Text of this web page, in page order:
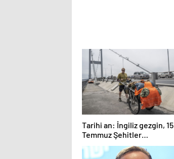
Tarihi an: İngiliz gezgin, 15
Temmuz Şehitler
Köprüsü’nden yürüyerek
Avrupa’ya geçti